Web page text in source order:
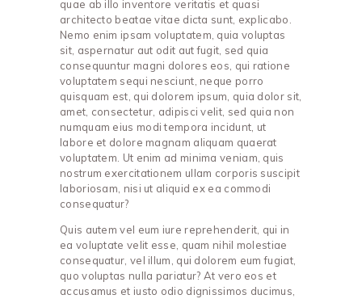
quae ab illo inventore veritatis et quasi
architecto beatae vitae dicta sunt, explicabo.
Nemo enim ipsam voluptatem, quia voluptas
sit, aspernatur aut odit aut fugit, sed quia
consequuntur magni dolores eos, qui ratione
voluptatem sequi nesciunt, neque porro
quisquam est, qui dolorem ipsum, quia dolor sit,
amet, consectetur, adipisci velit, sed quia non
numquam eius modi tempora incidunt, ut
labore et dolore magnam aliquam quaerat
voluptatem. Ut enim ad minima veniam, quis
nostrum exercitationem ullam corporis suscipit
laboriosam, nisi ut aliquid ex ea commodi
consequatur?
Quis autem vel eum iure reprehenderit, qui in
ea voluptate velit esse, quam nihil molestiae
consequatur, vel illum, qui dolorem eum fugiat,
quo voluptas nulla pariatur? At vero eos et
accusamus et iusto odio dignissimos ducimus,